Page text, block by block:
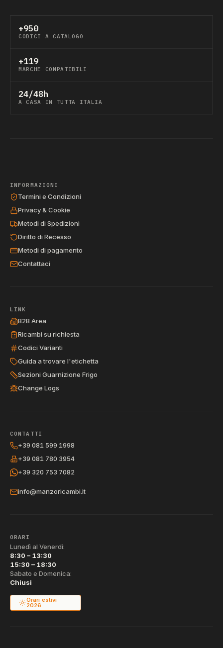
+950
CODICI A CATALOGO
+119
MARCHE COMPATIBILI
24/48h
A CASA IN TUTTA ITALIA
INFORMAZIONI
Termini e Condizioni
Privacy & Cookie
Metodi di Spedizioni
Diritto di Recesso
Metodi di pagamento
Contattaci
LINK
B2B Area
Ricambi su richiesta
Codici Varianti
Guida a trovare l'etichetta
Sezioni Guarnizione Frigo
Change Logs
CONTATTI
+39 081 599 1998
+39 081 780 3954
+39 320 753 7082
info@manzoricambi.it
ORARI
Lunedì al Venerdì:
8:30 – 13:30
15:30 – 18:30
Sabato e Domenica:
Chiusi
Orari estivi
2026